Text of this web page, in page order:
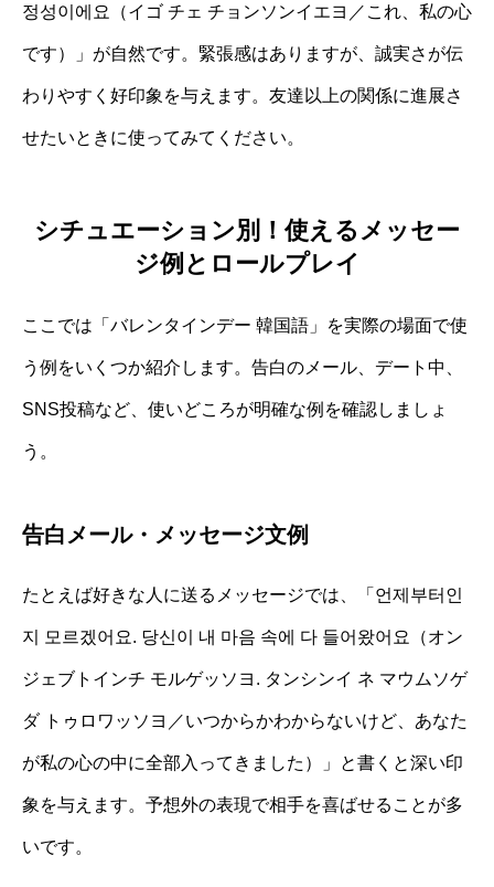
정성이에요（イゴ チェ チョンソンイエヨ／これ、私の心
です）」が自然です。緊張感はありますが、誠実さが伝
わりやすく好印象を与えます。友達以上の関係に進展さ
せたいときに使ってみてください。
シチュエーション別！使えるメッセー
ジ例とロールプレイ
ここでは「バレンタインデー 韓国語」を実際の場面で使
う例をいくつか紹介します。告白のメール、デート中、
SNS投稿など、使いどころが明確な例を確認しましょ
う。
告白メール・メッセージ文例
たとえば好きな人に送るメッセージでは、「언제부터인
지 모르겠어요. 당신이 내 마음 속에 다 들어왔어요（オン
ジェブトインチ モルゲッソヨ. タンシンイ ネ マウムソゲ
ダ トゥロワッソヨ／いつからかわからないけど、あなた
が私の心の中に全部入ってきました）」と書くと深い印
象を与えます。予想外の表現で相手を喜ばせることが多
いです。